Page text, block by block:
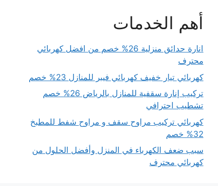
أهم الخدمات
انارة حدائق منزلية 26% خصم من افضل كهربائي
محترف
كهربائي تيار خفيف كهربائي فيبر للمنازل 23% خصم
تركيب إنارة سقفية للمنازل بالرياض 26% خصم
تشطيب احترافي
كهربائي تركيب مراوح سقف و مراوح شفط للمطبخ
32% خصم
سبب ضعف الكهرباء في المنزل وأفضل الحلول من
كهربائي محترف